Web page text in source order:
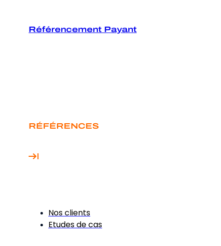
Référencement Payant
RÉFÉRENCES
Nos clients
Etudes de cas